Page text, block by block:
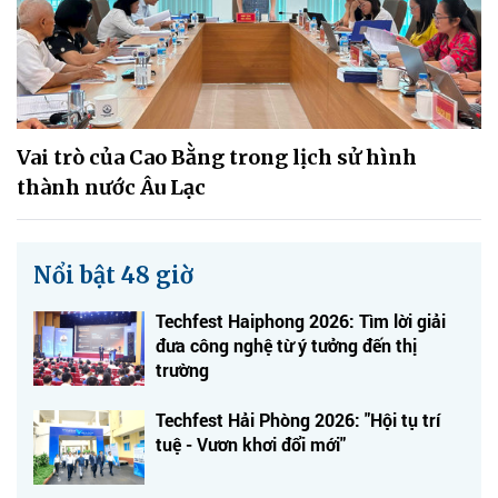
Vai trò của Cao Bằng trong lịch sử hình
thành nước Âu Lạc
Nổi bật 48 giờ
Techfest Haiphong 2026: Tìm lời giải
đưa công nghệ từ ý tưởng đến thị
trường
Techfest Hải Phòng 2026: "Hội tụ trí
tuệ - Vươn khơi đổi mới"